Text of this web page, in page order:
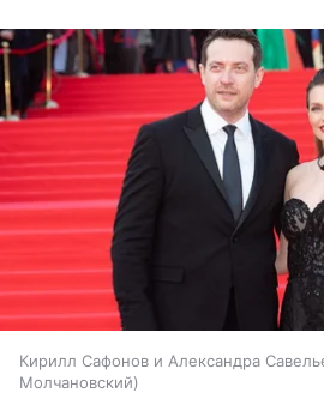
Кирилл Сафонов и Александра
Молчановский